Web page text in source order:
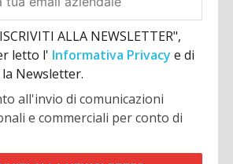
ALLA NEWSLETTER",
letto l' Informativa Privacye di
Newsletter.
all'invio di comunicazioni
e commerciali per conto di